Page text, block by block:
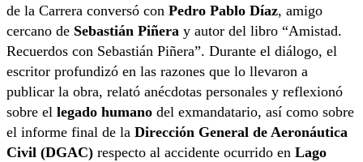
de la Carrera conversó con Pedro Pablo Díaz, amigo
cercano de Sebastián Piñera y autor del libro “Amistad.
Recuerdos con Sebastián Piñera”. Durante el diálogo, el
escritor profundizó en las razones que lo llevaron a
publicar la obra, relató anécdotas personales y reflexionó
sobre el legado humano del exmandatario, así como sobre
el informe final de la Dirección General de Aeronáutica
Civil (DGAC) respecto al accidente ocurrido en Lago